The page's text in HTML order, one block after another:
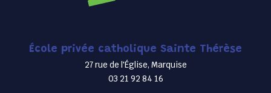
École privée catholique Sainte Thérèse
27 rue de l'Église, Marquise
03 21 92 84 16